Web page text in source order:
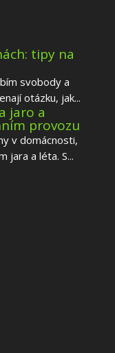
tipy na
svobody a
otázku, jak...
jaro a
provozu
v domácnosti,
jara a léta. S...